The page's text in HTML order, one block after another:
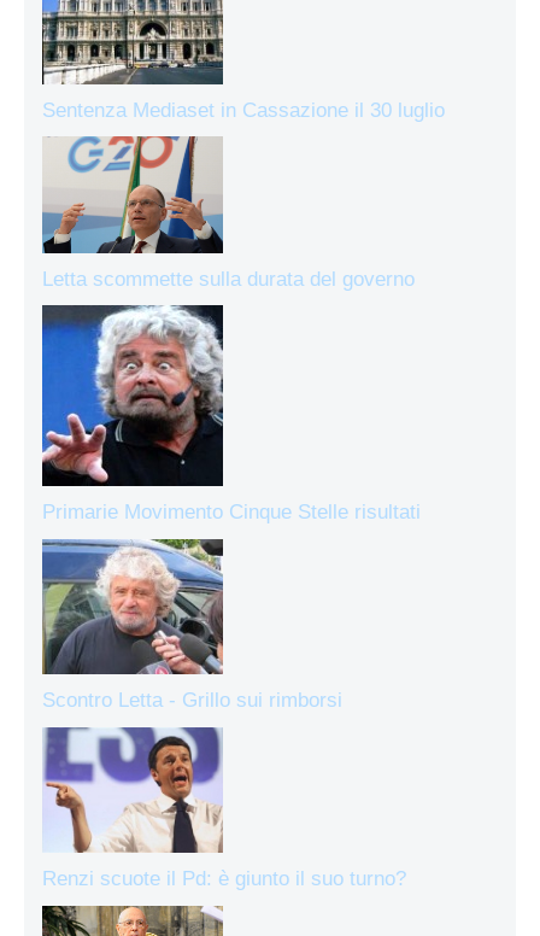
Sentenza Mediaset in Cassazione il 30 luglio
Letta scommette sulla durata del governo
Primarie Movimento Cinque Stelle risultati
Scontro Letta - Grillo sui rimborsi
Renzi scuote il Pd: è giunto il suo turno?